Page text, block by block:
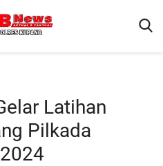
Latihan
Pilkada